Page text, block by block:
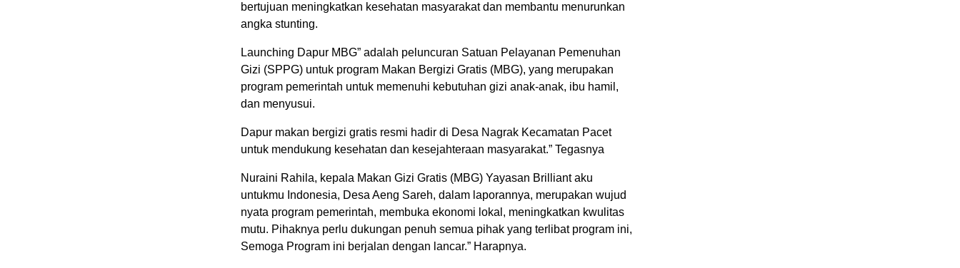
bertujuan meningkatkan kesehatan masyarakat dan membantu menurunkan
angka stunting.
Launching Dapur MBG” adalah peluncuran Satuan Pelayanan Pemenuhan
Gizi (SPPG) untuk program Makan Bergizi Gratis (MBG), yang merupakan
program pemerintah untuk memenuhi kebutuhan gizi anak-anak, ibu hamil,
dan menyusui.
Dapur makan bergizi gratis resmi hadir di Desa Nagrak Kecamatan Pacet
untuk mendukung kesehatan dan kesejahteraan masyarakat.” Tegasnya
Nuraini Rahila, kepala Makan Gizi Gratis (MBG) Yayasan Brilliant aku
untukmu Indonesia, Desa Aeng Sareh, dalam laporannya, merupakan wujud
nyata program pemerintah, membuka ekonomi lokal, meningkatkan kwulitas
mutu. Pihaknya perlu dukungan penuh semua pihak yang terlibat program ini,
Semoga Program ini berjalan dengan lancar.” Harapnya.